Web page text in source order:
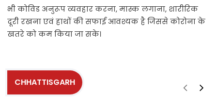
भी कोविड अनुरूप व्यवहार करना, मास्क लगाना, शारीरिक
दूरी रखना एवं हाथों की सफाई आवश्यक है जिससे कोरोना के
खतरे को कम किया जा सके।
CHHATTISGARH